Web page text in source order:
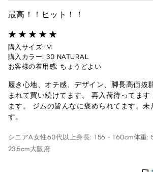
最高！！ヒット！！
購入サイズ: M
購入カラー: 30 NATURAL
お客様の着用感: ちょうどよい
履き心地、オチ感、デザイン、脚長高価抜
まれて買い続けてます。 再入荷待ってます
ます。 ジムの皆んなに褒められてます。
す。
シニアA女性60代以上身長: 156 - 160cm体重:
23.5cm大阪府